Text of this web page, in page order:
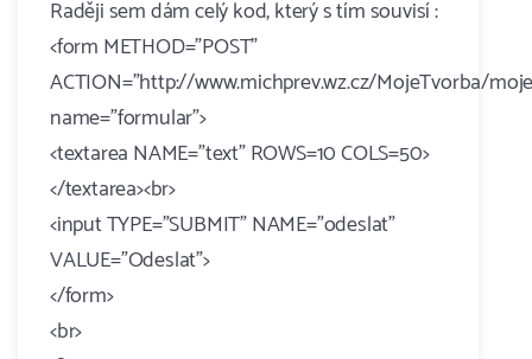
Raději sem dám celý kod, který s tím souvisí :
<form METHOD="POST"
ACTION="http://www.michprev.wz.cz/MojeTvorba/
name="formular">
<textarea NAME="text" ROWS=10 COLS=50>
</textarea><br>
<input TYPE="SUBMIT" NAME="odeslat"
VALUE="Odeslat">
</form>
<br>